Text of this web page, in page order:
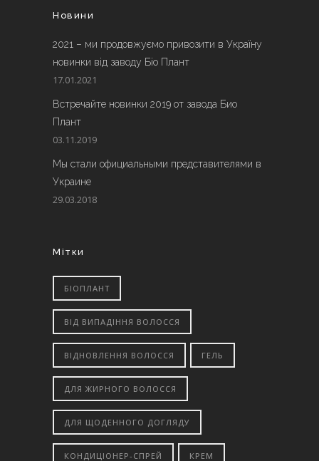
Новини
2021 – ми продовжуємо привозити в Україну
новинки від заводу Біо Плант
17.01.2021
Встречайте новинки 2019 от завода Био
Плант
03.11.2019
Мы стали официальными представителями в
Украине
29.03.2018
Мітки
БІОПЛАНТ
ВІД ВИПАДІННЯ ВОЛОССЯ
ВІДНОВЛЕННЯ ВОЛОССЯ ГЕЛЬ
ДЛЯ ЖИРНОГО ВОЛОССЯ
ДЛЯ ЩОДЕННОГО ДОГЛЯДУ
КОНДИЦІОНЕР-СПРЕЙ КРЕМ